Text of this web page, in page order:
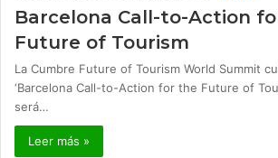
Barcelona Call-to-Action
Future of Tourism
La Cumbre Future of Tourism World Summit
‘Barcelona Call-to-Action for the Future of
será…
Leer más »